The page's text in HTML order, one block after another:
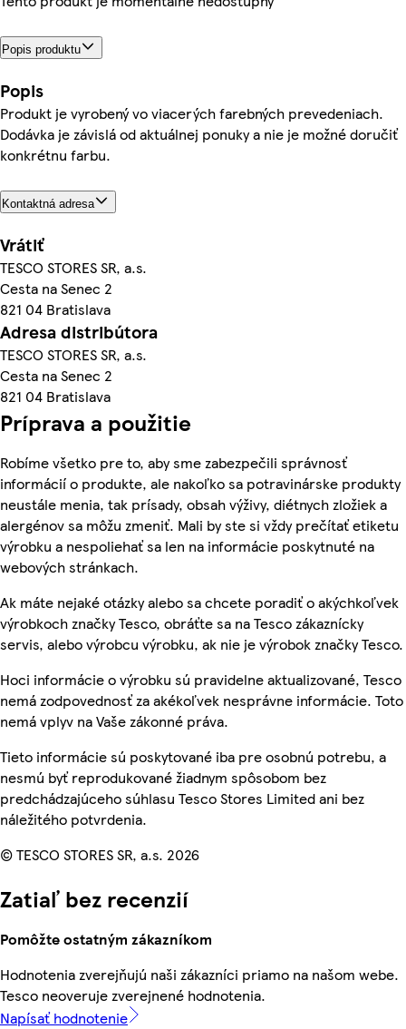
Popis produktu
Popis
Produkt je vyrobený vo viacerých farebných prevedeniach.
Dodávka je závislá od aktuálnej ponuky a nie je možné doručiť
konkrétnu farbu.
Kontaktná adresa
Vrátiť
TESCO STORES SR, a.s.
Cesta na Senec 2
821 04 Bratislava
Adresa distribútora
TESCO STORES SR, a.s.
Cesta na Senec 2
821 04 Bratislava
Príprava a použitie
Robíme všetko pre to, aby sme zabezpečili správnosť
informácií o produkte, ale nakoľko sa potravinárske produkty
neustále menia, tak prísady, obsah výživy, diétnych zložiek a
alergénov sa môžu zmeniť. Mali by ste si vždy prečítať etiketu
výrobku a nespoliehať sa len na informácie poskytnuté na
webových stránkach.
Ak máte nejaké otázky alebo sa chcete poradiť o akýchkoľvek
výrobkoch značky Tesco, obráťte sa na Tesco zákaznícky
servis, alebo výrobcu výrobku, ak nie je výrobok značky Tesco.
Hoci informácie o výrobku sú pravidelne aktualizované, Tesco
nemá zodpovednosť za akékoľvek nesprávne informácie. Toto
nemá vplyv na Vaše zákonné práva.
Tieto informácie sú poskytované iba pre osobnú potrebu, a
nesmú byť reprodukované žiadnym spôsobom bez
predchádzajúceho súhlasu Tesco Stores Limited ani bez
náležitého potvrdenia.
© TESCO STORES SR, a.s. 2026
Zatiaľ bez recenzií
Pomôžte ostatným zákazníkom
Hodnotenia zverejňujú naši zákazníci priamo na našom webe.
Tesco neoveruje zverejnené hodnotenia.
Napísať hodnotenie